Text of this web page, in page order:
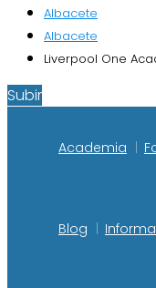
Albacete
Albacete
Liverpool One
Subir
Academia
Blog